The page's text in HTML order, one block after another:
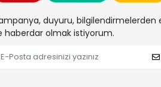
duyuru, bilgilendirmelerden
haberdar olmak istiyorum.